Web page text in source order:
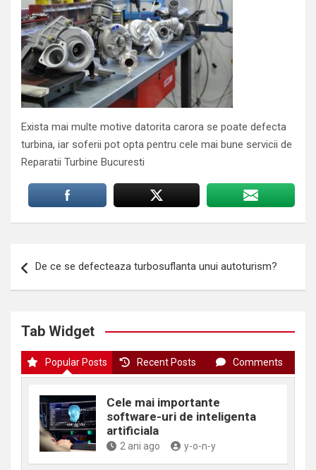
Exista mai multe motive datorita carora se poate defecta
turbina, iar soferii pot opta pentru cele mai bune servicii de
Reparatii Turbine Bucuresti
în
De ce se defecteaza turbosuflanta unui autoturism?
Tab Widget
Popular Posts Recent Posts Comments
Cele mai importante
software-uri de inteligenta
artificiala
2 ani ago y-o-n-y